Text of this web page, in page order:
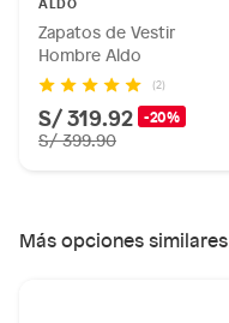
Zapatos de Vestir
Hombre Aldo
(2)
S/ 319.92 -20%
S/ 399.90
Más opciones similares